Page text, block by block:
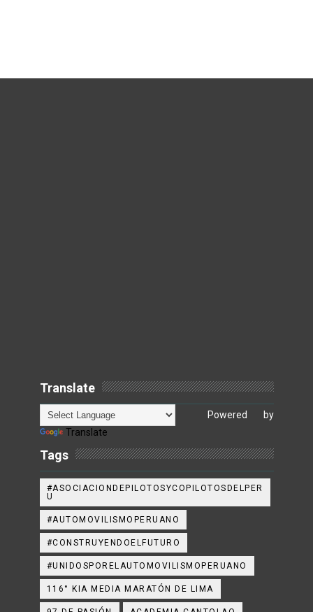
Translate
Powered by
Translate
Tags
#ASOCIACIONDEPILOTOSYCOPILOTOSDELPER
U
#AUTOMOVILISMOPERUANO
#CONSTRUYENDOELFUTURO
#UNIDOSPORELAUTOMOVILISMOPERUANO
116° KIA MEDIA MARATÓN DE LIMA